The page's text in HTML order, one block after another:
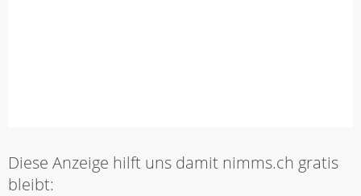
Diese Anzeige hilft uns damit nimms.ch gratis
bleibt: